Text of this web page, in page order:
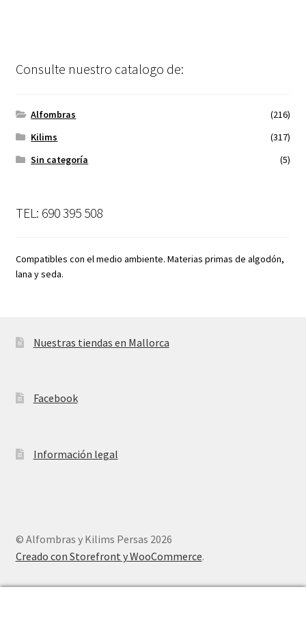
Consulte nuestro catalogo de:
Alfombras
(216)
Kilims
(317)
Sin categoría
(5)
TEL: 690 395 508
Compatibles con el medio ambiente. Materias primas de algodón,
lana y seda.
Nuestras tiendas en Mallorca
Facebook
Información legal
© Alfombras y Kilims Persas 2026
Creado con Storefront y WooCommerce.